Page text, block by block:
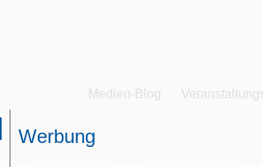
Medien-Blog
Werbung